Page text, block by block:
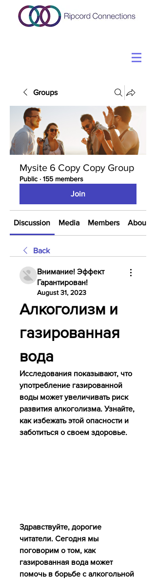
Groups
Mysite 6 Copy Copy Group
Public · 155 members
Join
Discussion Media Members About
Back
Внимание! Эффект
Гарантирован!
August 31, 2023
Алкоголизм и
газированная
вода
Исследования показывают, что
употребление газированной
воды может увеличивать риск
развития алкоголизма. Узнайте,
как избежать этой опасности и
заботиться о своем здоровье.
Здравствуйте, дорогие
читатели. Сегодня мы
поговорим о том, как
газированная вода может
помочь в борьбе с алкогольной